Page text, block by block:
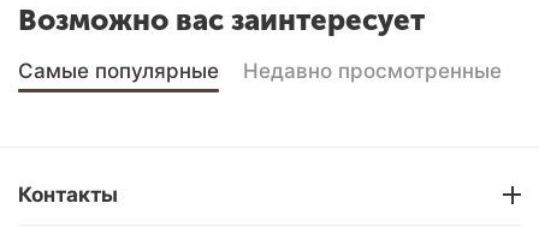
Возможно вас заинтересует
Самые популярные Недавно просмотренные
Контакты